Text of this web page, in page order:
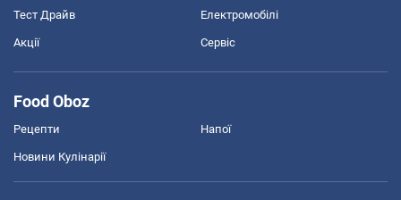
Тест Драйв Електромобілі
Акції Сервіс
Food Oboz
Рецепти Напої
Новини Кулінарії